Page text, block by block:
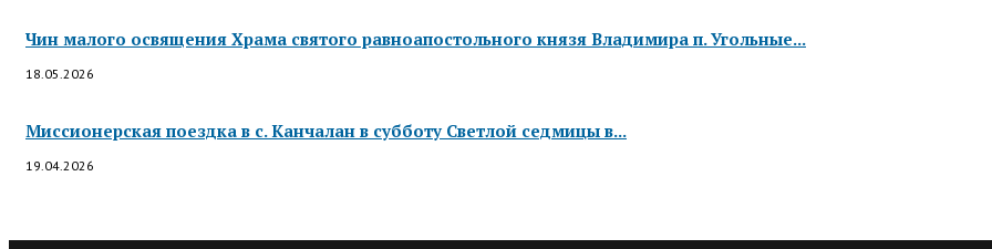
Чин малого освящения Храма святого равноапостольного князя Владимира п. Угольные...
18.05.2026
Миссионерская поездка в с. Канчалан в субботу Светлой седмицы в...
19.04.2026